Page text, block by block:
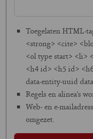
Toegelaten HTML-
<strong> <cite>
<ol type start> <li>
<h4 id> <h5 id>
data-entity-uuid
Regels en alinea's
Web- en e-
omgezet.